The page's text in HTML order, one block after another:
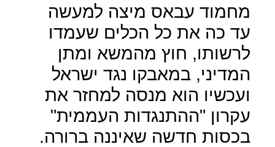
מחמוד עבאס מיצה למעשה
עד כה את כל הכלים שעמדו
לרשותו, חוץ מהמשא ומתן
המדיני, במאבקו נגד ישראל
ועכשיו הוא מנסה למחזר את
עקרון "ההתנגדות העממית"
בכסות חדשה שאיננה ברורה.